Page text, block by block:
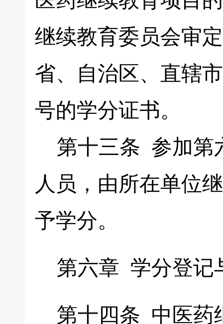
继续教育委员会审
省、自治区、直辖
号的学分证书。
第十三条 参加第
人员，由所在单位
予学分。
第六章 学分登记
第十四条 中医药